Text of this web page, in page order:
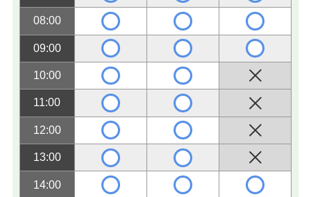
08:00
09:00
10:00
11:00
12:00
13:00
14:00